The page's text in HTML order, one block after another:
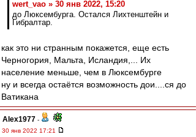
wert_vao » 30 янв 2022, 15:20
до Люксембурга. Остался Лихтенштейн и
Гибралтар.
как это ни странным покажется, еще есть
Черногория, Мальта, Исландия,... Их
население меньше, чем в Люксембурге
ну и всегда остаётся возможность дои....ся до
Ватикана
Alex1977 -
30 янв 2022 17:21